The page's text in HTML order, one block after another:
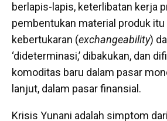
berlapis-lapis, keterlibatan kerja
pembentukan material produk
kebertukaran (exchangeability)
‘dideterminasi,’ dibakukan, dan
komoditas baru dalam pasar
lanjut, dalam pasar finansial.
Krisis Yunani adalah simptom dari